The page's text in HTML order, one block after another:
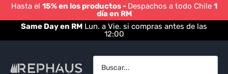
Hasta el 15% en los productos - Despachos a todo Chile 1
día en RM
Same Day en RM Lun. a Vie. si compras antes de las
12:00